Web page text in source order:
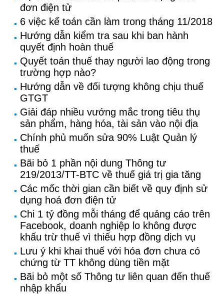
đơn điện tử
6 việc kế toán cần làm trong tháng 11/2018
Hướng dẫn kiểm tra sau khi ban hành
quyết định hoàn thuế
Quyết toán thuế thay người lao động trong
trường hợp nào?
Hướng dẫn về đối tượng không chịu thuế
GTGT
Giải đáp nhiều vướng mắc trong tiêu thụ
sản phẩm, hàng hóa, tài sản vào nội địa
Chính phủ muốn sửa 90% Luật Quản lý
thuế
Bãi bỏ 1 phần nội dung Thông tư
219/2013/TT-BTC về thuế giá trị gia tăng
Các mốc thời gian cần biết về quy định sử
dụng hoá đơn điện tử
Chi 1 tỷ đồng mỗi tháng để quảng cáo trên
Facebook, doanh nghiệp lo không được
khấu trừ thuế vì thiếu hợp đồng dịch vụ
Lưu ý khi khai thuế với hóa đơn chưa có
chứng từ TT không dùng tiền mặt
Bãi bỏ một số Thông tư liên quan đến thuế
nhập khẩu